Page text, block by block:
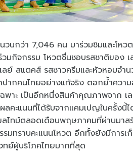
วนกว่า 7,046 คน มาร่วมชิมและโห
มกิจกรรม โหวตชื่นชอบรสชาติของ
ย์ สแตคส์ รสซาวครีมและหัวหอมจำ
ากคนไทยอย่างแท้จริง ตอกย้ำควา
พาะ เป็นอีกหนึ่งสินค้าคุณภาพจาก เ
คะแนนที่ได้รับจากแคมเปญในครั้งนี้
ทม์ตลอดเดือนพฤษภาคมที่ผ่านมาสร้
รมทราบคะแนนโหวต อีกทั้งยังมีการ
ทย์ผู้บริโภคไทยมากที่สุด